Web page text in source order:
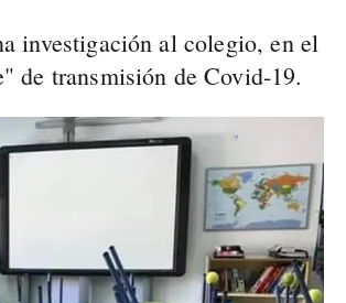
investigación al colegio, en el
de transmisión de Covid-19.